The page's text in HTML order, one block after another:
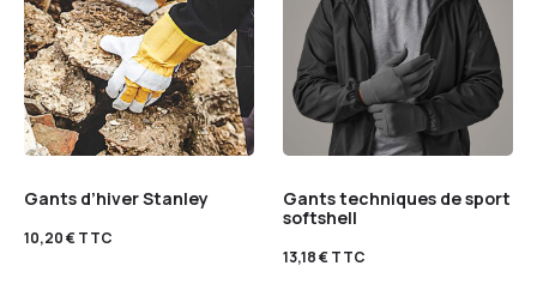
Gants d’hiver Stanley
10,20€TTC
Gants techniques de sport
softshell
13,18€TTC